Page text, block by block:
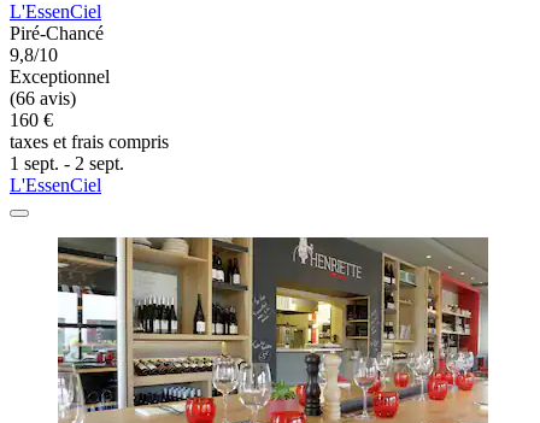
L'EssenCiel
Piré-Chancé
9,8/10
Exceptionnel
(66 avis)
160 €
taxes et frais compris
1 sept. - 2 sept.
L'EssenCiel